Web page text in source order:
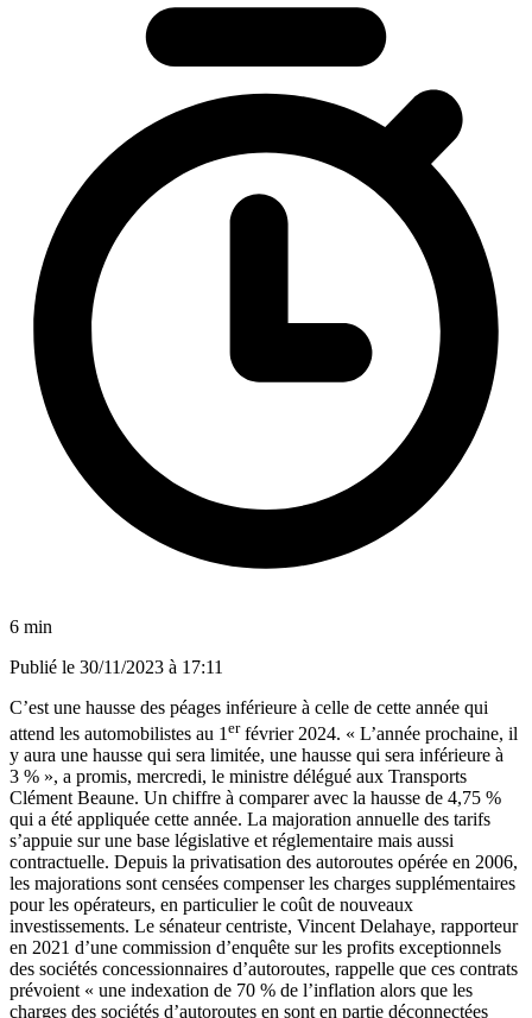
6 min
Publié le 30/11/2023 à 17:11
C’est une hausse des péages inférieure à celle de cette année qui
attend les automobilistes au 1 erfévrier 2024. « L’année prochaine, il
y aura une hausse qui sera limitée, une hausse qui sera inférieure à
3 % », a promis, mercredi, le ministre délégué aux Transports
Clément Beaune. Un chiffre à comparer avec la hausse de 4,75 %
qui a été appliquée cette année. La majoration annuelle des tarifs
s’appuie sur une base législative et réglementaire mais aussi
contractuelle. Depuis la privatisation des autoroutes opérée en 2006,
les majorations sont censées compenser les charges supplémentaires
pour les opérateurs, en particulier le coût de nouveaux
investissements. Le sénateur centriste, Vincent Delahaye, rapporteur
en 2021 d’une commission d’enquête sur les profits exceptionnels
des sociétés concessionnaires d’autoroutes, rappelle que ces contrats
prévoient « une indexation de 70 % de l’inflation alors que les
charges des sociétés d’autoroutes en sont en partie déconnectées